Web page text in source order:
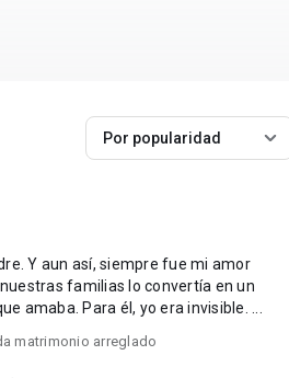
Por popularidad
Y aun así, siempre fue mi amor
matrimonio arreglado